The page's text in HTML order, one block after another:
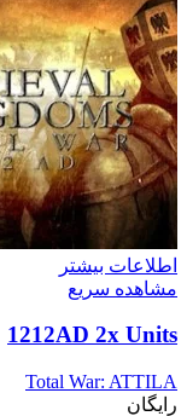
اطلاعات بیشتر
مشاهده سریع
1212AD 2x Units
Total War: ATTILA
رایگان